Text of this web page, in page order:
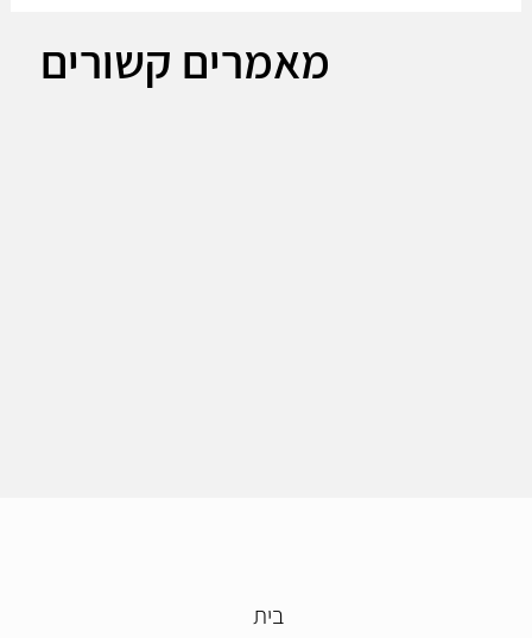
RADA part of integrated sensing strategy.
מאמרים קשורים
בית